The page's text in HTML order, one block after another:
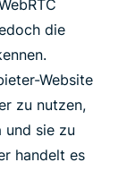
die
Website
zu nutzen,
und sie zu
handelt es